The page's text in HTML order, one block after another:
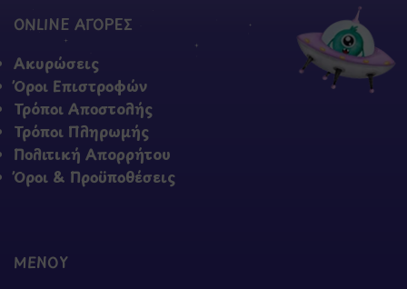
ONLINE ΑΓΟΡΕΣ
Ακυρώσεις
Όροι Επιστροφών
Τρόποι Αποστολής
Τρόποι Πληρωμής
Πολιτική Απορρήτου
Όροι & Προϋποθέσεις
ΜΕΝΟΥ